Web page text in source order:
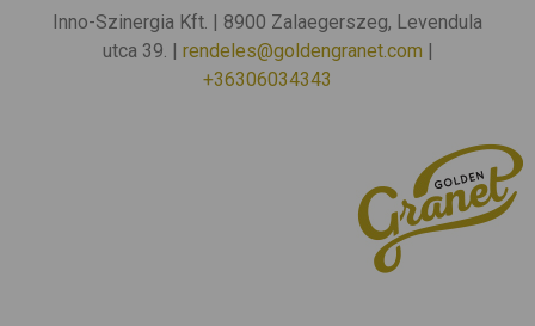
Inno-Szinergia Kft. | 8900 Zalaegerszeg, Levendula
utca 39. | rendeles@goldengranet.com
+36306034343